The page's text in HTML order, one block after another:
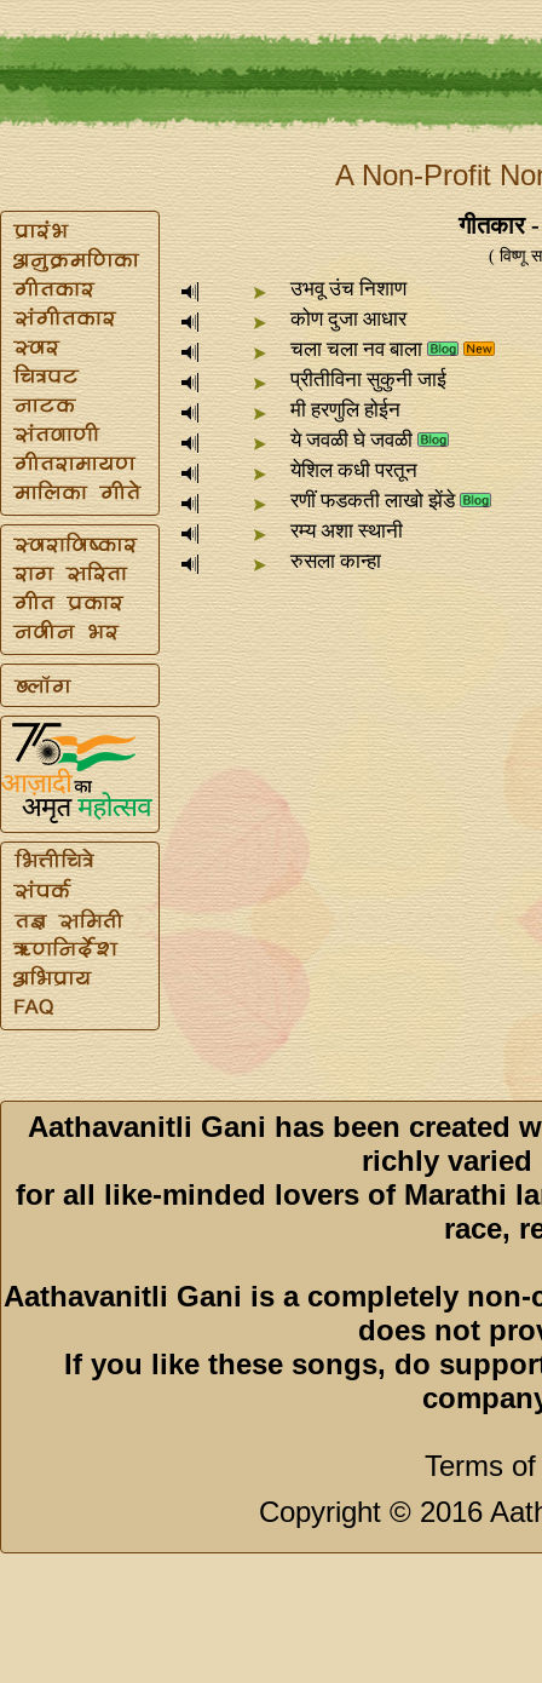
A Non-Profit
गीतकार
( विष्णू
उभवू उंच निशाण
कोण दुजा आधार
चला चला नव बाला
प्रीतीविना सुकुनी जाई
मी हरणुलि होईन
ये जवळी घे जवळी
येशिल कधी परतून
रणीं फडकती लाखो झेंडे
रम्य अशा स्थानी
रुसला कान्हा
Aathavanitli Gani has been created
richly varied
for all like-minded lovers of Marathi
race,
Aathavanitli Gani is a completely
does not
If you like these songs, do
Terms
Copyright © 2016